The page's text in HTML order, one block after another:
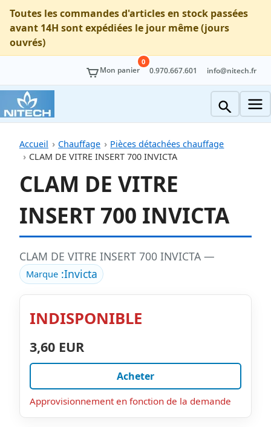
Toutes les commandes d'articles en stock passées
avant 14H sont expédiées le jour même (jours
ouvrés)
Mon panier
0
0.970.667.601 info@nitech.fr
Accueil Chauffage
Pièces détachées chauffage
CLAM DE VITRE INSERT 700 INVICTA
CLAM DE VITRE
INSERT 700 INVICTA
CLAM DE VITRE INSERT 700 INVICTA —
Marque:Invicta
INDISPONIBLE
3,60 EUR
Acheter
Approvisionnement en fonction de la demande